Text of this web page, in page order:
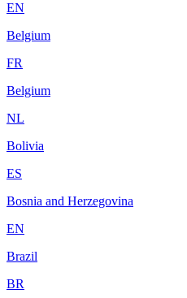
EN
Belgium
FR
Belgium
NL
Bolivia
ES
Bosnia and Herzegovina
EN
Brazil
BR